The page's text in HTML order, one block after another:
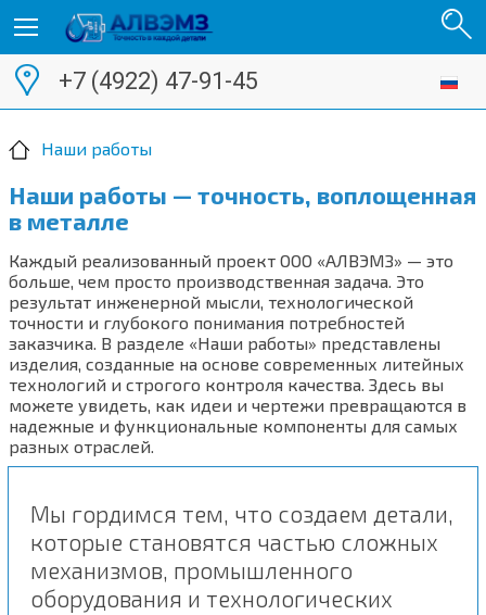
+7 (4922) 47-91-45
Наши работы
Наши работы — точность, воплощенная
в металле
Каждый реализованный проект ООО «АЛВЭМЗ» — это
больше, чем просто производственная задача. Это
результат инженерной мысли, технологической
точности и глубокого понимания потребностей
заказчика. В разделе «Наши работы» представлены
изделия, созданные на основе современных литейных
технологий и строгого контроля качества. Здесь вы
можете увидеть, как идеи и чертежи превращаются в
надежные и функциональные компоненты для самых
разных отраслей.
Мы гордимся тем, что создаем детали,
которые становятся частью сложных
механизмов, промышленного
оборудования и технологических